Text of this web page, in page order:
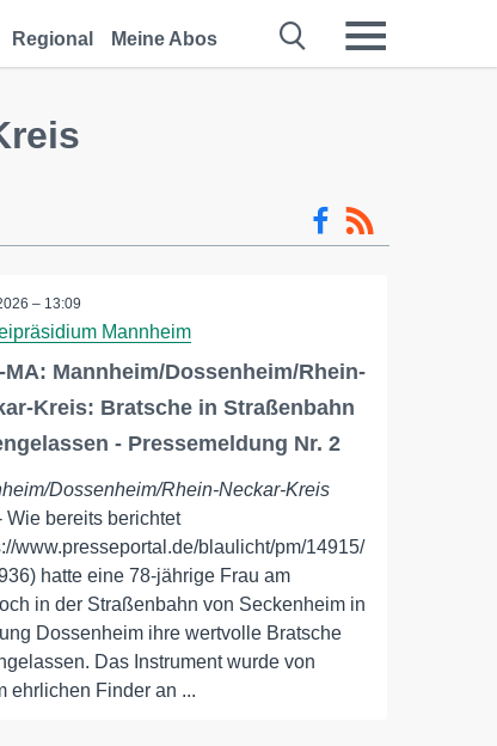
Regional Meine Abos
– 13:09
Mannheim
MA: Mannheim/Dossenheim/Rhein-
Kreis: Bratsche in Straßenbahn
- Pressemeldung Nr. 2
Dossenheim/Rhein-Neckar-Kreis
Wie bereits berichtet
www.presseportal.de/blaulicht/pm/14915/
hatte eine 78-jährige Frau am
in der Straßenbahn von Seckenheim in
Dossenheim ihre wertvolle Bratsche
Das Instrument wurde von
ehrlichen Finder an ...